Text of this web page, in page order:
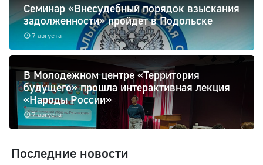
7 августа
Семинар «Внесудебный порядок взыскания
задолженности» пройдет в Подольске
7 августа
В Молодежном центре «Территория
будущего» прошла интерактивная лекция
«Народы России»
Последние новости